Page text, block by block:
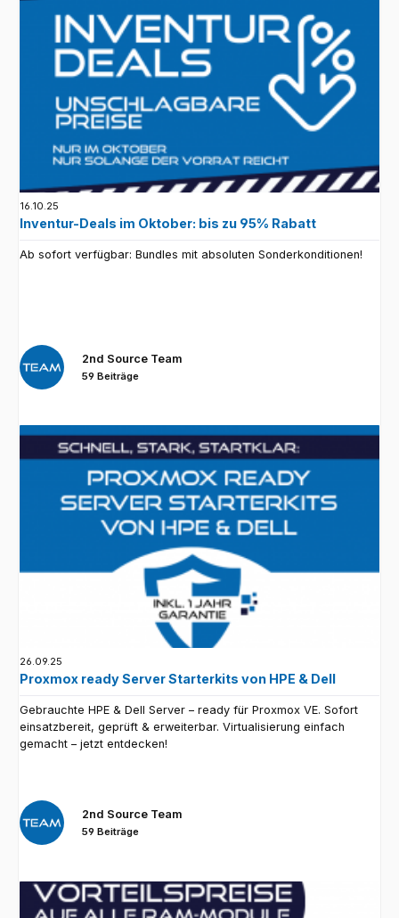
16.10.25
Inventur-Deals im Oktober: bis zu 95% Rabatt
Ab sofort verfügbar: Bundles mit absoluten Sonderkonditionen!
2nd Source Team
59 Beiträge
26.09.25
Proxmox ready Server Starterkits von HPE & Dell
Gebrauchte HPE & Dell Server – ready für Proxmox VE. Sofort
einsatzbereit, geprüft & erweiterbar. Virtualisierung einfach
gemacht – jetzt entdecken!
2nd Source Team
59 Beiträge